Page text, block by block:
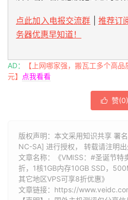
点此加入电报交流群
推荐订
务器优惠早知道！
AD：
【上网哪家强，搬瓦工多个高
元】
点我看看
 赞(0)
版权声明：本文采用知识共享 署
NC-SA] 进行授权， 转载请注明出
文章名称：《VMISS：#圣诞节特
折，1核1GB内存10GB SSD，
其它地区VPS可享8折优惠》
文章链接： https://